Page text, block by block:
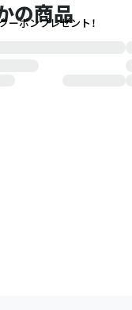
の商品
ポンプレゼント！